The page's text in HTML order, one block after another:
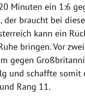
Minuten ein 1:6
der braucht bei
kann ein
bringen. Vor
gegen
und schaffte somit
Rang 11.